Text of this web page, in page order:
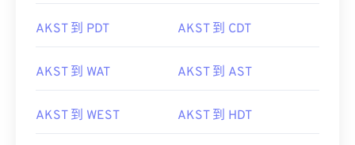
AKST 到 PDT AKST 到 CDT
AKST 到 WAT AKST 到 AST
AKST 到 WEST AKST 到 HDT